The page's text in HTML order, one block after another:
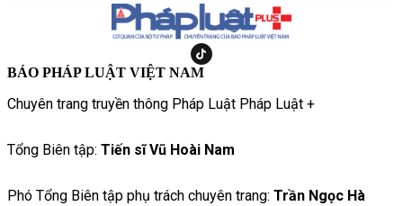
BÁO PHÁP LUẬT VIỆT NAM
Chuyên trang truyền thông Pháp Luật Pháp Luật +
Tổng Biên tập: Tiến sĩ Vũ Hoài Nam
Phó Tổng Biên tập phụ trách chuyên trang: Trần Ngọc Hà